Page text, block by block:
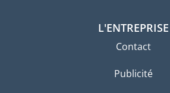
L'ENTREPRISE
Contact
Publicité